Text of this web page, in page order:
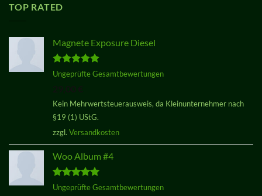
TOP RATED
Magnete Exposure Diesel
Bewertet
Ungeprüfte Gesamtbewertungen
Kein Mehrwertsteuerausweis, da Kleinunternehmer nach
§19 (1) UStG.
zzgl. Versandkosten
Woo Album #4
Bewertet
Ungeprüfte Gesamtbewertungen